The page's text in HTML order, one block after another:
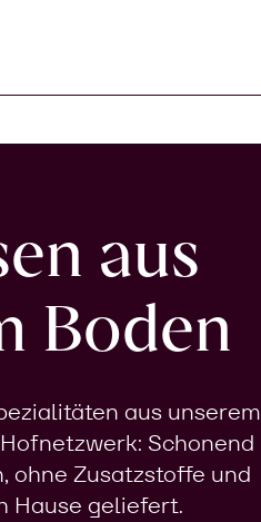
Warenkorb
aus
Boden
aus unserem
Schonend
ohne Zusatzstoffe und
Hause geliefert.